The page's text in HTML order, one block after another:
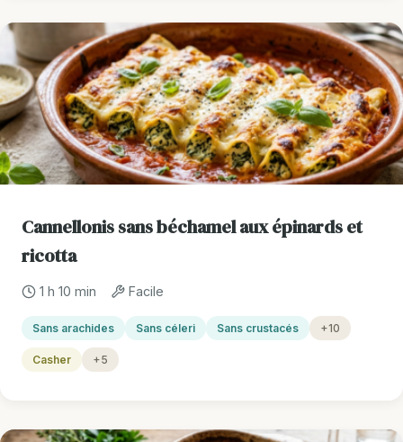
Cannellonis sans béchamel aux épinards et
ricotta
1 h 10 min Facile
Sans arachides Sans céleri Sans crustacés +10
Casher +5